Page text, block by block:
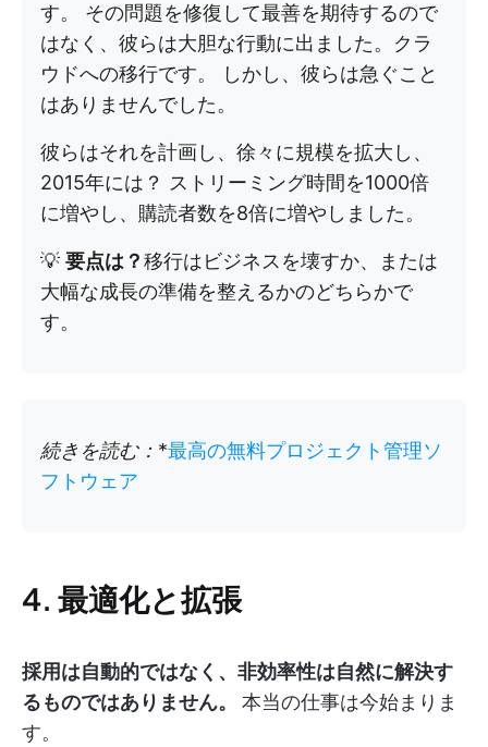
す。 その問題を修復して最善を期待するので
はなく、彼らは大胆な行動に出ました。クラ
ウドへの移行です。 しかし、彼らは急ぐこと
はありませんでした。
彼らはそれを計画し、徐々に規模を拡大し、
2015年には？ ストリーミング時間を1000倍
に増やし、購読者数を8倍に増やしました。
💡 要点は？移行はビジネスを壊すか、または
大幅な成長の準備を整えるかのどちらかで
す。
続きを読む： *最高の無料プロジェクト管理ソ
フトウェア
4. 最適化と拡張
採用は自動的ではなく、非効率性は自然に解決す
るものではありません。 本当の仕事は今始まりま
す。